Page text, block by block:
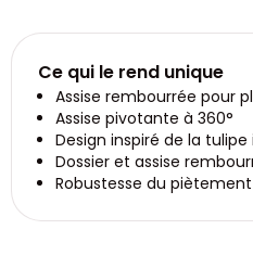
Ce qui le rend unique
Assise rembourrée pour
Assise pivotante à 360°
Design inspiré de la
Dossier et assise
Robustesse du